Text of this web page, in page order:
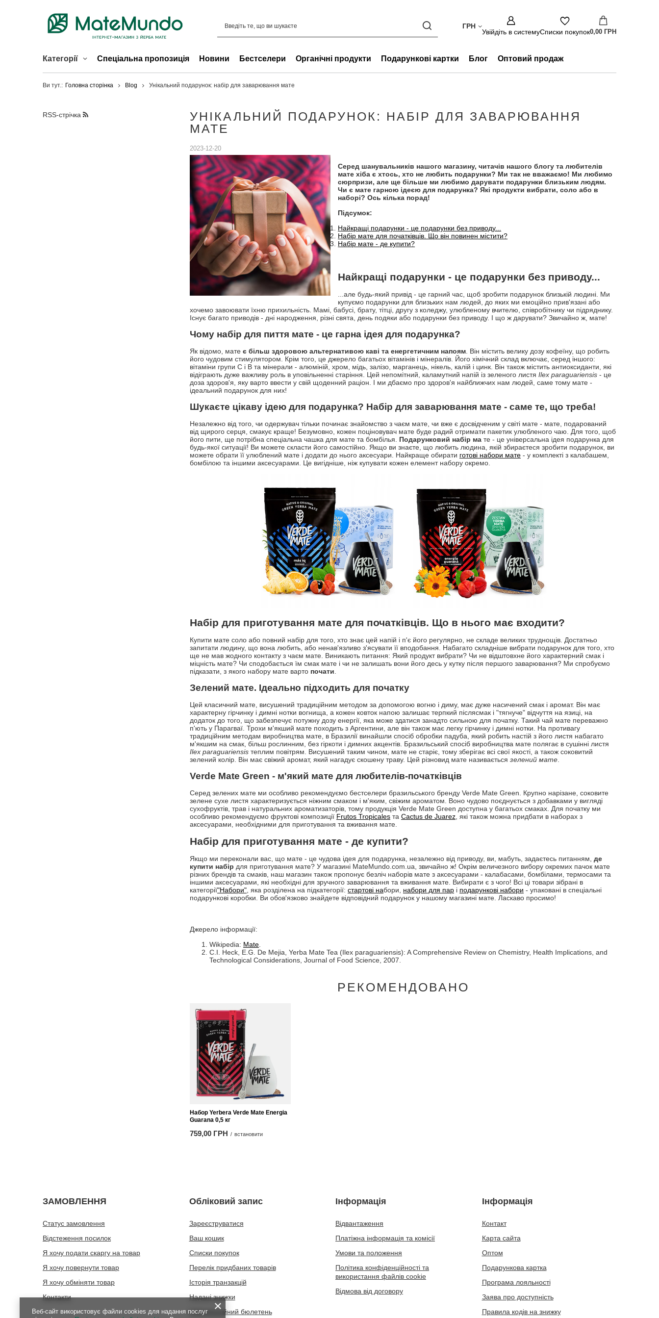
ГРН
Увійдіть в системуСписки покупок0,00 ГРН
Категорії Спеціальна пропозиція Новини Бестселери Органічні продукти Подарункові картки Блог Оптовий продаж
Ви тут.: Головна сторінка Blog Унікальний подарунок: набір для заварювання мате
RSS-стрічка
УНІКАЛЬНИЙ ПОДАРУНОК: НАБІР ДЛЯ ЗАВАРЮВАННЯ
МАТЕ
2023-12-20
Серед шанувальників нашого магазину, читачів нашого блогу та любителів
мате хіба є хтось, хто не любить подарунки? Ми так не вважаємо! Ми любимо
сюрпризи, але ще більше ми любимо дарувати подарунки близьким людям.
Чи є мате гарною ідеєю для подарунка? Які продукти вибрати, соло або в
наборі? Ось кілька порад!
Підсумок:
Найкращі подарунки - це подарунки без приводу...
Набір мате для початківців. Що він повинен містити?
Набір мате - де купити?
Найкращі подарунки - це подарунки без приводу...
...але будь-який привід - це гарний час, щоб зробити подарунок близькій людині. Ми
купуємо подарунки для близьких нам людей, до яких ми емоційно прив'язані або
хочемо завоювати їхню прихильність. Мамі, бабусі, брату, тітці, другу з коледжу, улюбленому вчителю, співробітнику чи підряднику.
Існує багато приводів - дні народження, різні свята, день подяки або подарунки без приводу. І що ж дарувати? Звичайно ж, мате!
Чому набір для пиття мате - це гарна ідея для подарунка?
Як відомо, мате є більш здоровою альтернативою каві та енергетичним напоям . Він містить велику дозу кофеїну, що робить
його чудовим стимулятором. Крім того, це джерело багатьох вітамінів і мінералів. Його хімічний склад включає, серед іншого:
вітаміни групи С і В та мінерали - алюміній, хром, мідь, залізо, марганець, нікель, калій і цинк. Він також містить антиоксиданти, які
відіграють дуже важливу роль в уповільненні старіння. Цей непомітний, каламутний напій із зеленого листя Ilex paraguariensis - це
доза здоров'я, яку варто ввести у свій щоденний раціон. І ми дбаємо про здоров'я найближчих нам людей, саме тому мате -
ідеальний подарунок для них!
Шукаєте цікаву ідею для подарунка? Набір для заварювання мате - саме те, що треба!
Незалежно від того, чи одержувач тільки починає знайомство з чаєм мате, чи вже є досвідченим у світі мате - мате, подарований
від щирого серця, смакує краще! Безумовно, кожен поціновувач мате буде радий отримати пакетик улюбленого чаю. Для того, щоб
його пити, ще потрібна спеціальна чашка для мате та бомбілья. Подарунковий набір ма те - це універсальна ідея подарунка для
будь-якої ситуації! Ви можете скласти його самостійно. Якщо ви знаєте, що любить людина, якій збираєтеся зробити подарунок, ви
можете обрати її улюблений мате і додати до нього аксесуари. Найкраще обирати готові набори мате - у комплекті з калабашем,
бомбілою та іншими аксесуарами. Це вигідніше, ніж купувати кожен елемент набору окремо.
Набір для приготування мате для початківців. Що в нього має входити?
Купити мате соло або повний набір для того, хто знає цей напій і п'є його регулярно, не складе великих труднощів. Достатньо
запитати людину, що вона любить, або ненав'язливо з'ясувати її вподобання. Набагато складніше вибрати подарунок для того, хто
ще не мав жодного контакту з чаєм мате. Виникають питання: Який продукт вибрати? Чи не відштовхне його характерний смак і
міцність мате? Чи сподобається їм смак мате і чи не залишать вони його десь у кутку після першого заварювання? Ми спробуємо
підказати, з якого набору мате варто почати
Зелений мате. Ідеально підходить для початку
Цей класичний мате, висушений традиційним методом за допомогою вогню і диму, має дуже насичений смак і аромат. Він має
характерну гірчинку і димні нотки вогнища, а кожен ковток напою залишає терпкий післясмак і "тягнуче" відчуття на язиці, на
додаток до того, що забезпечує потужну дозу енергії, яка може здатися занадто сильною для початку. Такий чай мате переважно
п'ють у Парагваї. Трохи м'якший мате походить з Аргентини, але він також має легку гірчинку і димні нотки. На противагу
традиційним методам виробництва мате, в Бразилії винайшли спосіб обробки падуба, який робить настій з його листя набагато
м'якшим на смак, більш рослинним, без гіркоти і димних акцентів. Бразильський спосіб виробництва мате полягає в сушінні листя
Ilex paraguariensis теплим повітрям. Висушений таким чином, мате не старіє, тому зберігає всі свої якості, а також соковитий
зелений колір. Він має свіжий аромат, який нагадує скошену траву. Цей різновид мате називається зелений мате
Verde Mate Green - м'який мате для любителів-початківців
Серед зелених мате ми особливо рекомендуємо бестселери бразильського бренду Verde Mate Green. Крупно нарізане, соковите
зелене сухе листя характеризується ніжним смаком і м'яким, свіжим ароматом. Воно чудово поєднується з добавками у вигляді
сухофруктів, трав і натуральних ароматизаторів, тому продукція Verde Mate Green доступна у багатьох смаках. Для початку ми
особливо рекомендуємо фруктові композиції Frutos Tropicales та Cactus de Juarez , які також можна придбати в наборах з
аксесуарами, необхідними для приготування та вживання мате.
Набір для приготування мате - де купити?
Якщо ми переконали вас, що мате - це чудова ідея для подарунка, незалежно від приводу, ви, мабуть, задаєтесь питанням, де
купити набір для приготування мате? У магазині MateMundo.com.ua, звичайно ж! Окрім величезного вибору окремих пачок мате
різних брендів та смаків, наш магазин також пропонує безліч наборів мате з аксесуарами - калабасами, бомбілами, термосами та
іншими аксесуарами, які необхідні для зручного заварювання та вживання мате. Вибирати є з чого! Всі ці товари зібрані в
категорії"Набори" , яка розділена на підкатегорії: стартові набори, набори для пар і подарункові набори - упаковані в спеціальні
подарункові коробки. Ви обов'язково знайдете відповідний подарунок у нашому магазині мате. Ласкаво просимо!
Джерело інформації:
Wikipedia: Mate
C.I. Heck, E.G. De Mejia, Yerba Mate Tea (Ilex paraguariensis): A Comprehensive Review on Chemistry, Health Implications, and
Technological Considerations, Journal of Food Science, 2007.
РЕКОМЕНДОВАНО
Набор Yerbera Verde Mate Energia
Guarana 0,5 кг
759,00 ГРН / встановити
ЗАМОВЛЕННЯ
Статус замовлення
Відстеження посилок
Я хочу подати скаргу на товар
Я хочу повернути товар
Я хочу обміняти товар
Контакти
Обліковий запис
Зареєструватися
Ваш кошик
Списки покупок
Перелік придбаних товарів
Історія транзакцій
Надані знижки
Інформаційний бюлетень
Інформація
Відвантаження
Платіжна інформація та комісії
Умови та положення
Політика конфіденційності та
використання файлів cookie
Відмова від договору
Інформація
Контакт
Карта сайта
Оптом
Подарункова картка
Програма лояльності
Заява про доступність
Правила кодів на знижку
Веб-сайт використовує файли cookies для надання послуг